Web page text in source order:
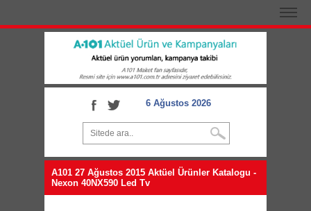
6 Ağustos 2026
A101 27 Ağustos 2015 Aktüel Ürünler Katalogu -
Nexon 40NX590 Led Tv